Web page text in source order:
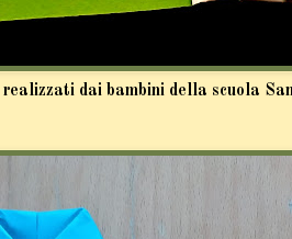
dai bambini della scuola